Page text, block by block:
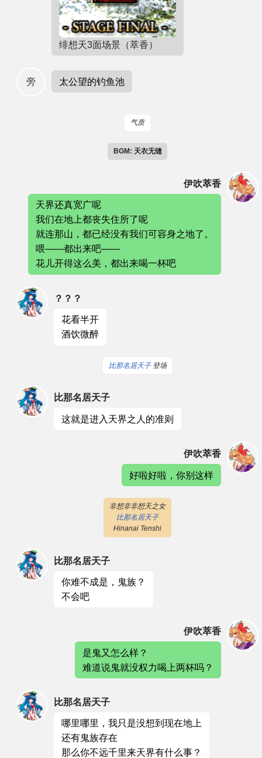
绯想天3面场景（萃香）
旁 太公望的钓鱼池
气质
BGM: 天衣无缝
伊吹萃香
天界还真宽广呢
我们在地上都丧失住所了呢
就连那山，都已经没有我们可容身之地了。
喂——都出来吧——
花儿开得这么美，都出来喝一杯吧
？？？
花看半开
酒饮微醉
比那名居天子登场
比那名居天子
这就是进入天界之人的准则
伊吹萃香
好啦好啦，你别这样
非想非非想天之女
比那名居天子
Hinanai Tenshi
比那名居天子
你难不成是，鬼族？
不会吧
伊吹萃香
是鬼又怎么样？
难道说鬼就没权力喝上两杯吗？
比那名居天子
哪里哪里，我只是没想到现在地上
还有鬼族存在
那么你不远千里来天界有什么事？